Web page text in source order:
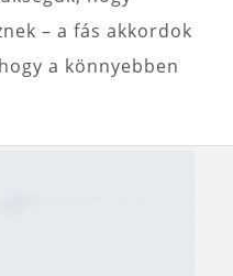
– a fás akkordok
a könnyebben